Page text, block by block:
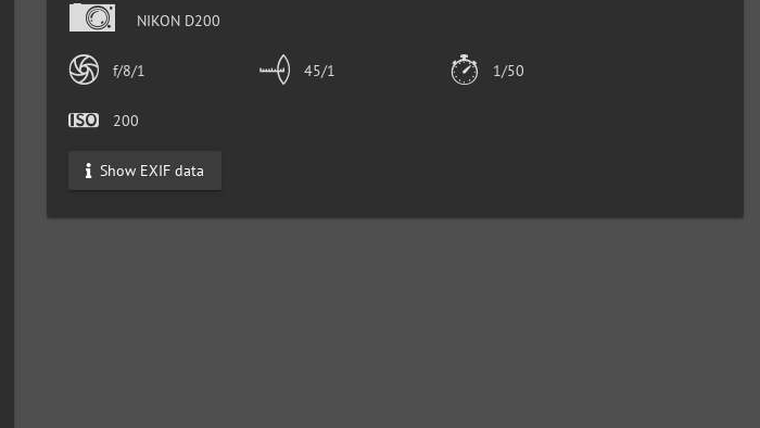
NIKON D200
f/8/1 45/1 1/50
200
Show EXIF data